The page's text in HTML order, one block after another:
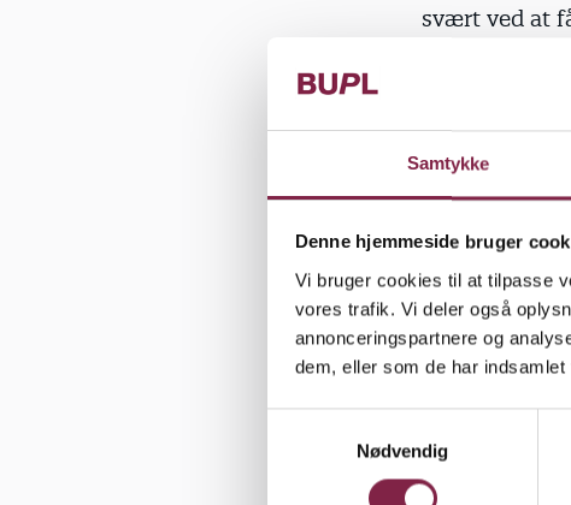
Samtykke
Denne hjemmeside bruger
Vi bruger cookies til at tilpasse
vores trafik. Vi deler også
annonceringspartnere og
dem, eller som de har
Nødvendig
svært ved at
generelt
noget. Og det
af de